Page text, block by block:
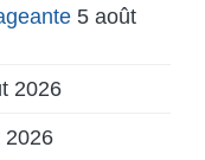
5 août
2026
2026